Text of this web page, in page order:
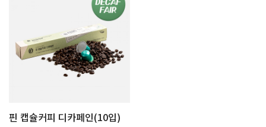
핀 캡슐커피 디카페인(10입)